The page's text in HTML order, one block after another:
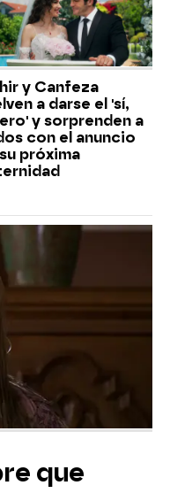
y Canfeza
a darse el 'sí,
y sorprenden a
con el anuncio
próxima
que